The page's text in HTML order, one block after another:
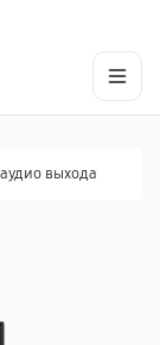
выхода